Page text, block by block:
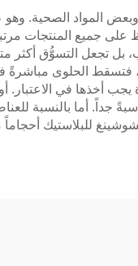
المواد الصحية.
على جميع المنتجات
تجعل التسوُّق أكثر
فتسقط الحلوى
أخذها في
جداً. أما بالنسبة
للبلاستيك أحجاماً